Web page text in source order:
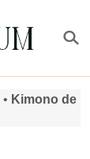
• Kimono de